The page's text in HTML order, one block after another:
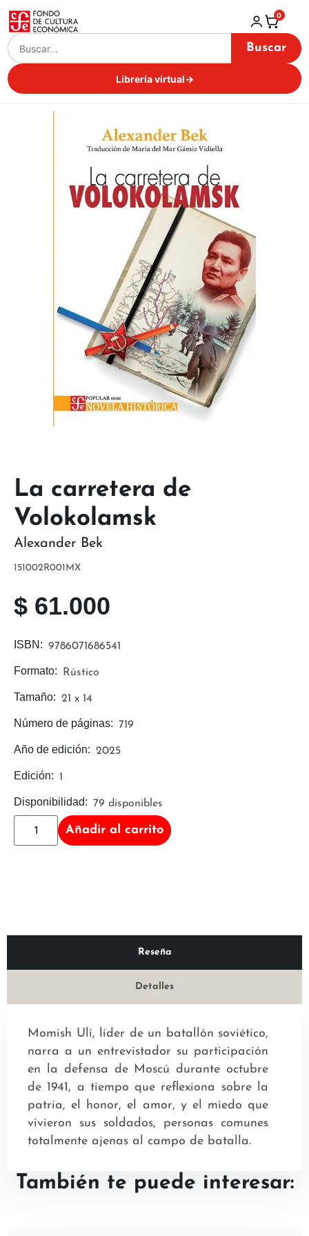
Buscar
Librería virtual→
0
Añadir al carrito
Disponibilidad: 79 disponibles
Edición: 1
Año de edición: 2025
Número de páginas: 719
Tamaño: 21 x 14
Formato: Rústico
ISBN: 9786071686541
$ 61.000
151002R001MX
Alexander Bek
La carretera de
Volokolamsk
Reseña
Detalles
Momish Ulí, líder de un batallón soviético,
narra a un entrevistador su participación
en la defensa de Moscú durante octubre
de 1941, a tiempo que reflexiona sobre la
patria, el honor, el amor, y el miedo que
vivieron sus soldados, personas comunes
totalmente ajenas al campo de batalla.
También te puede interesar: